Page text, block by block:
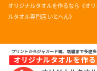
オリジナルタオルを作るなら《オ
ルタオル専門店 いとへん》